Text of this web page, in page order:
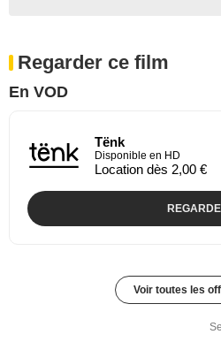
Regarder ce film
En VOD
Tënk
Disponible en HD
Location dès 2,00 €
Voir toutes les